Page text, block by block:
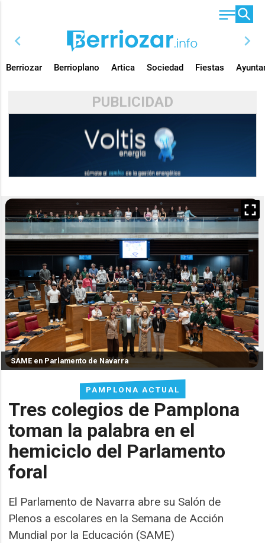
chevron_left chevron_right
Berriozar Berrioplano Artica Sociedad Fiestas
PUBLICIDAD
PAMPLONA ACTUAL
Tres colegios de Pamplona
toman la palabra en el
hemiciclo del Parlamento
foral
El Parlamento de Navarra abre su Salón de
Plenos a escolares en la Semana de Acción
Mundial por la Educación (SAME)
SAME en Parlamento de Navarra